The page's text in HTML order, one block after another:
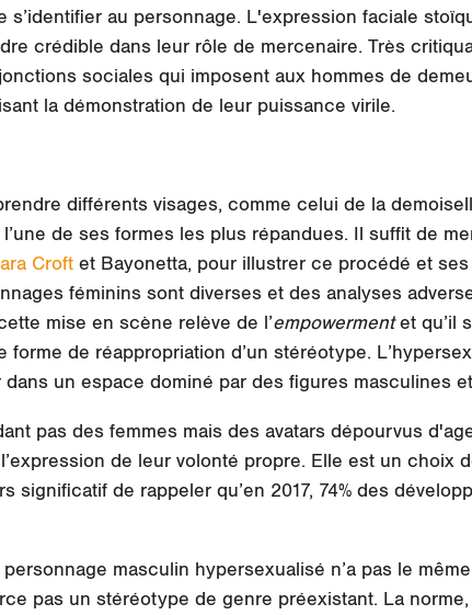
s’identifier au personnage. L'expression faciale
crédible dans leur rôle de mercenaire. Très
sociales qui imposent aux hommes de
la démonstration de leur puissance virile.
différents visages, comme celui de la
de ses formes les plus répandues. Il suffit de
Croftet Bayonetta, pour illustrer ce procédé et
féminins sont diverses et des analyses
mise en scène relève de l’empowermentet qu’il
forme de réappropriation d’un stéréotype.
dans un espace dominé par des figures masculines
pas des femmes mais des avatars dépourvus d'
de leur volonté propre. Elle est un choix
significatif de rappeler qu’en 2017, 74% des
masculin hypersexualisé n’a pas le
pas un stéréotype de genre préexistant. La